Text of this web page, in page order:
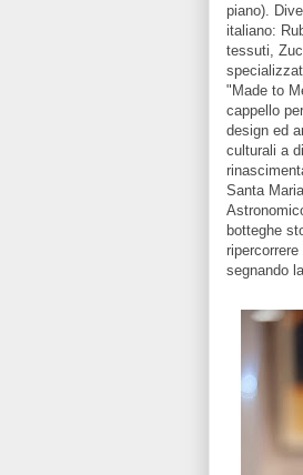
piano).
italiano:
tessuti,
"Made to
cappello
design ed
culturali a
Santa
botteghe
segnando